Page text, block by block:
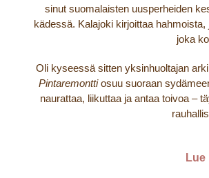
sinut suomalaisten uusperheiden
kädessä. Kalajoki kirjoittaa
joka
Oli kyseessä sitten yksinhuoltajan
Pintaremonttiosuu suoraan
naurattaa, liikuttaa ja antaa toivoa –